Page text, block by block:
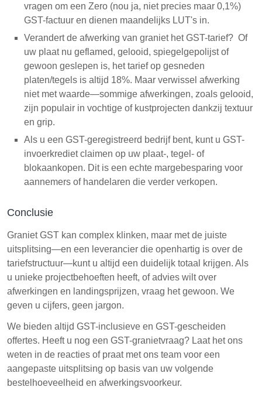
vragen om een Zero (nou ja, niet precies maar 0,1%)
GST-factuur en dienen maandelijks LUT's in.
Verandert de afwerking van graniet het GST-tarief? Of
uw plaat nu geflamed, gelooid, spiegelgepolijst of
gewoon geslepen is, het tarief op gesneden
platen/tegels is altijd 18%. Maar verwissel afwerking
niet met waarde—sommige afwerkingen, zoals gelooid,
zijn populair in vochtige of kustprojecten dankzij textuur
en grip.
Als u een GST-geregistreerd bedrijf bent, kunt u GST-
invoerkrediet claimen op uw plaat-, tegel- of
blokaankopen. Dit is een echte margebesparing voor
aannemers of handelaren die verder verkopen.
Conclusie
Graniet GST kan complex klinken, maar met de juiste
uitsplitsing—en een leverancier die openhartig is over de
tariefstructuur—kunt u altijd een duidelijk totaal krijgen. Als
u unieke projectbehoeften heeft, of advies wilt over
afwerkingen en landingsprijzen, vraag het gewoon. We
geven u cijfers, geen jargon.
We bieden altijd GST-inclusieve en GST-gescheiden
offertes. Heeft u nog een GST-granietvraag? Laat het ons
weten in de reacties of praat met ons team voor een
aangepaste uitsplitsing op basis van uw volgende
bestelhoeveelheid en afwerkingsvoorkeur.